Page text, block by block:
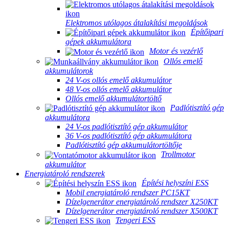
Elektromos utólagos átalakítási megoldások
Építőipari
gépek akkumulátora
Motor és vezérlő
Ollós emelő
akkumulátorok
24 V-os ollós emelő akkumulátor
48 V-os ollós emelő akkumulátor
Ollós emelő akkumulátortöltő
Padlótisztító gép
akkumulátora
24 V-os padlótisztító gép akkumulátor
36 V-os padlótisztító gép akkumulátora
Padlótisztító gép akkumulátortöltője
Trollmotor
akkumulátor
Energiatároló rendszerek
Építési helyszíni ESS
Mobil energiatároló rendszer PC15KT
Dízelgenerátor energiatároló rendszer X250KT
Dízelgenerátor energiatároló rendszer X500KT
Tengeri ESS